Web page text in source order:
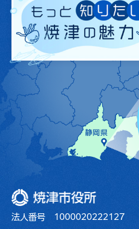
焼津市役所
法人番号 1000020222127